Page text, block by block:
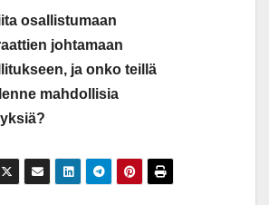
osallistumaan
johtamaan
ja onko teillä
mahdollisia